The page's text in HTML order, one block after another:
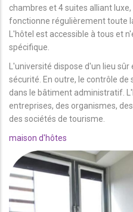
chambres et 4 suites alliant
fonctionne régulièrement toute
L'hôtel est accessible à tous et
spécifique.
L'université dispose d'un lieu
sécurité. En outre, le contrôle
dans le bâtiment administratif.
entreprises, des organismes,
des sociétés de tourisme.
maison d'hôtes